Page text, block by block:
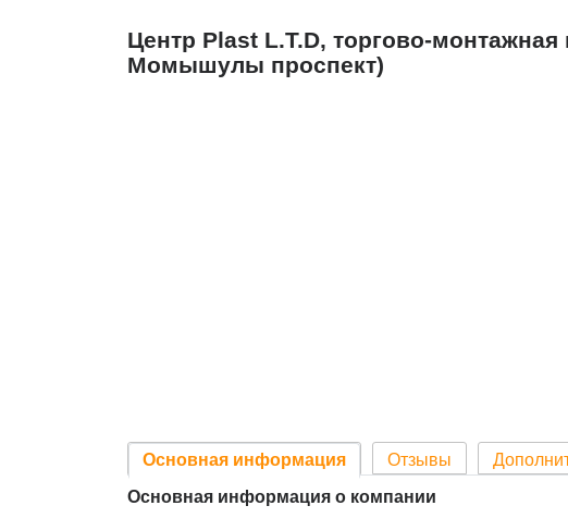
Центр Plast L.T.D, торгово-
Момышулы проспект)
Основная информация Отзывы
Основная информация о компании